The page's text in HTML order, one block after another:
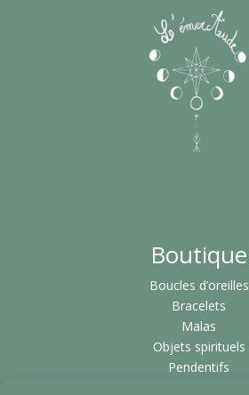
Boutique
Boucles d’oreilles
Bracelets
Malas
Objets spirituels
Pendentifs